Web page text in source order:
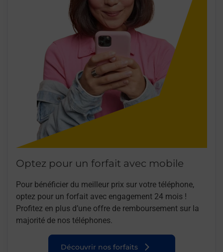
Optez pour un forfait avec mobile
Pour bénéficier du meilleur prix sur votre téléphone,
optez pour un forfait avec engagement 24 mois !
Profitez en plus d’une offre de remboursement sur la
majorité de nos téléphones.
Découvrir nos forfaits